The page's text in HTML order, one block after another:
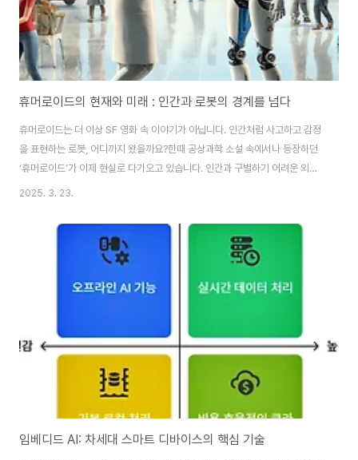
휴머로이드의 현재와 미래 : 인간과 로봇의 경계를 넘다
휴머로이드는 더 이상 SF 영화 속 이야기가 아닙니다. 인간처럼 사고하고 감정
을 표현하는 로봇, 어디까지 왔을까요?한때 공상과학 소설 속에서나 등장하던
‘휴머로이드’가 이제 현실로 다가오고 있습니다. 인간과 구별하기 어려운 외형
과 행동을 갖춘 로봇들이 연구실을 넘어 실생활에 등장하고 있으며, 일부는 병
이루어지는 만큼, 우리는 휴머로이드가 가져올 미래에 대해 기대와 우려를 동
시에 품고 있습니다. 그렇다면 현재 휴머로이드 기술은 어느 수준까지 도달했
으며, 앞으로 어떻게 발전할까요? 그리고 우리는 이들과 어떤 관계를 맺게 될까
요? 이 글에서 하나씩 살펴보겠습니다.📋 목차휴머로이드란 무엇인가? 현재
2025. 3. 23.
임베디드 AI: 차세대 스마트 디바이스의 핵심 기술